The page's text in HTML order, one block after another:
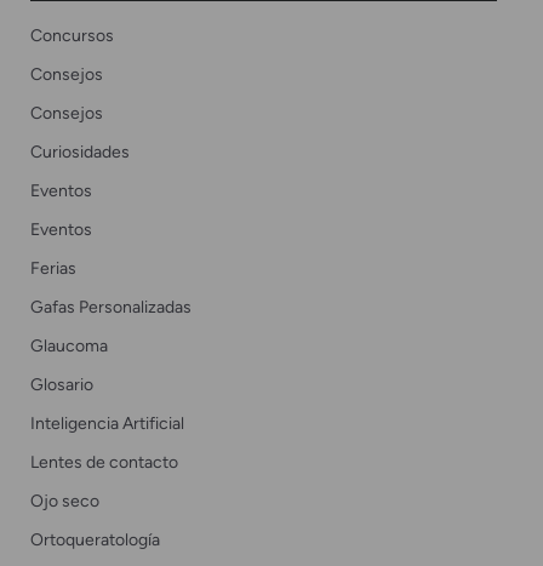
Concursos
Consejos
Consejos
Curiosidades
Eventos
Eventos
Ferias
Gafas Personalizadas
Glaucoma
Glosario
Inteligencia Artificial
Lentes de contacto
Ojo seco
Ortoqueratología